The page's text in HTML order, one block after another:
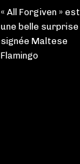
« All Forgiven » est
une belle surprise
signée Maltese
Flamingo